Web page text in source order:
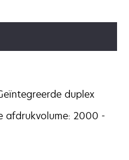
duplex
afdrukvolume: 2000 -